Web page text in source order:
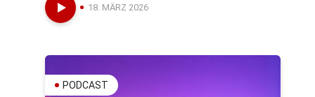
18. MÄRZ 2026
PODCAST